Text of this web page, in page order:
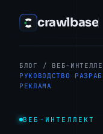
crawlbase
БЛОГ / ВЕБ-
РУКОВОДСТВО
РЕКЛАМА
ВЕБ-ИНТЕЛЛЕКТ